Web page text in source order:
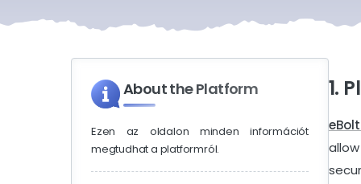
About the Platform
Ezen az oldalon minden információt
megtudhat a platformról.
1.